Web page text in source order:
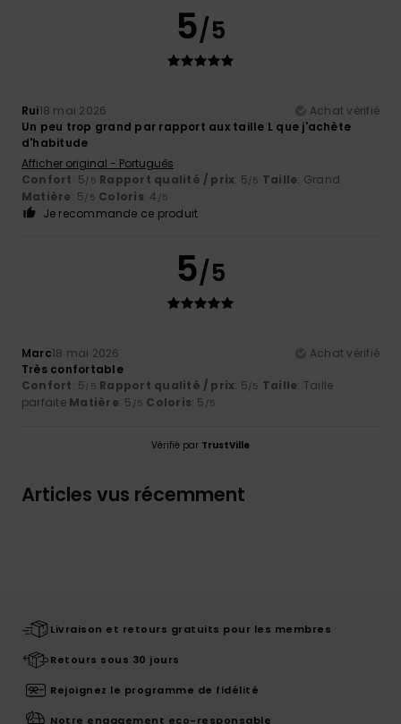
5/5
Rui18 mai 2026
Achat vérifié
Un peu trop grand par rapport aux taille L que j'achète
d'habitude
Afficher original - Português
Confort: 5/5 Rapport qualité / prix: 5/5 Taille: Grand
Matière: 5/5 Coloris: 4 /5
Je recommande ce produit
5/5
Marc18 mai 2026
Achat vérifié
Très confortable
Confort: 5/5 Rapport qualité / prix: 5/5 Taille: Taille
parfaite Matière: 5 /5 Coloris: 5 /5
Vérifié par TrustVille
Articles vus récemment
Livraison et retours gratuits pour les membres
Retours sous 30 jours
Rejoignez le programme de fidélité
Notre engagement eco-responsable